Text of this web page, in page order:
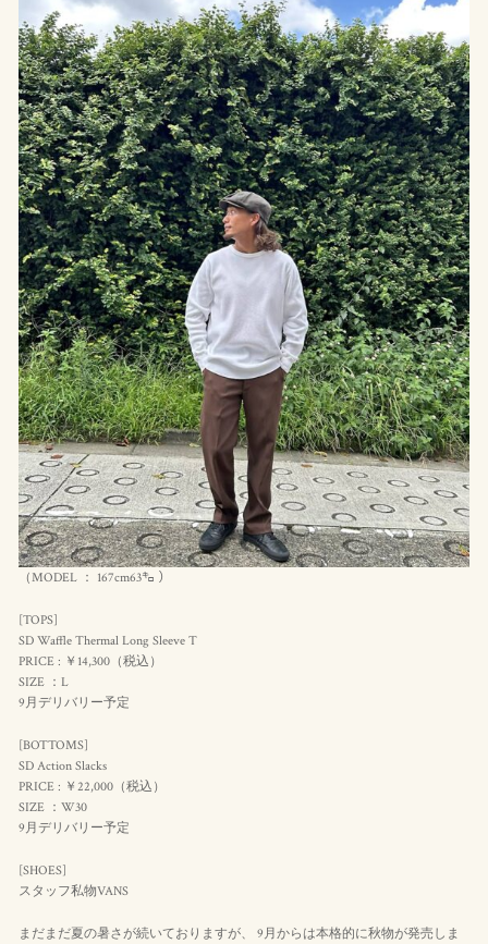
（MODEL ： 167cm63㌔ ）
[TOPS]
SD Waffle Thermal Long Sleeve T
PRICE : ￥14,300（税込 ）
SIZE ：L
9月デリバリー予定
[BOTTOMS]
SD Action Slacks
PRICE : ￥22,000（税込 ）
SIZE ：W30
9月デリバリー予定
[SHOES]
スタッフ私物VANS
まだまだ夏の暑さが続いておりますが、 9月からは本格的に秋物が発売しま